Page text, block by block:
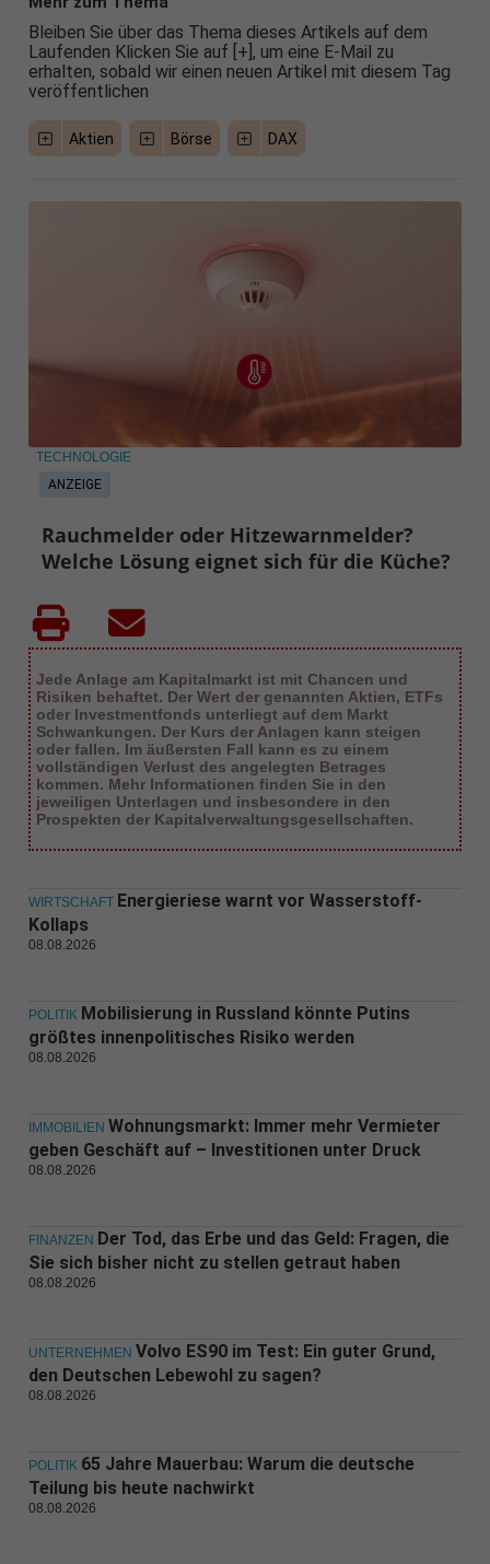
Bleiben Sie über das Thema dieses Artikels auf dem
Laufenden Klicken Sie auf [+], um eine E-Mail zu
erhalten, sobald wir einen neuen Artikel mit diesem Tag
veröffentlichen
Aktien Börse DAX
ANZEIGE
TECHNOLOGIE
Rauchmelder oder Hitzewarnmelder?
Welche Lösung eignet sich für die Küche?
Jede Anlage am Kapitalmarkt ist mit Chancen und
Risiken behaftet. Der Wert der genannten Aktien, ETFs
oder Investmentfonds unterliegt auf dem Markt
Schwankungen. Der Kurs der Anlagen kann steigen
oder fallen. Im äußersten Fall kann es zu einem
vollständigen Verlust des angelegten Betrages
kommen. Mehr Informationen finden Sie in den
jeweiligen Unterlagen und insbesondere in den
Prospekten der Kapitalverwaltungsgesellschaften.
WIRTSCHAFT Energieriese warnt vor Wasserstoff-
Kollaps
08.08.2026
POLITIK Mobilisierung in Russland könnte Putins
größtes innenpolitisches Risiko werden
08.08.2026
IMMOBILIEN Wohnungsmarkt: Immer mehr Vermieter
geben Geschäft auf – Investitionen unter Druck
08.08.2026
FINANZEN Der Tod, das Erbe und das Geld: Fragen, die
Sie sich bisher nicht zu stellen getraut haben
08.08.2026
UNTERNEHMEN Volvo ES90 im Test: Ein guter Grund,
den Deutschen Lebewohl zu sagen?
08.08.2026
POLITIK 65 Jahre Mauerbau: Warum die deutsche
Teilung bis heute nachwirkt
08.08.2026